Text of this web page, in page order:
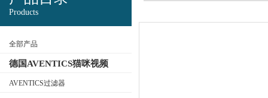
Products
全部产品
德国AVENTICS猫咪视频
appios苹果安卓下载
AVENTICS过滤器